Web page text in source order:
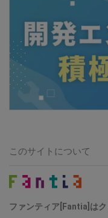
このサイトについて
ファンティア[Fantia]はク